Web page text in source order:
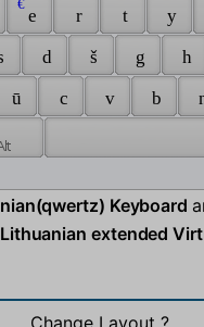
e
€
r t y
d š g h
ū c v b
Keyboard
extended
Change Layout ?